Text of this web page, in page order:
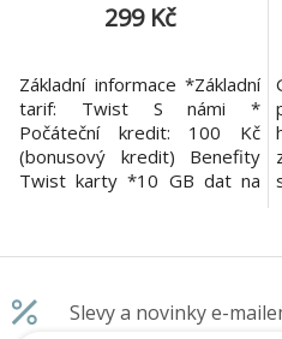
299 Kč
Základní informace *Základní
tarif: Twist S námi *
Počáteční kredit: 100 Kč
(bonusový kredit) Benefity
Twist karty *10 GB dat na
bonusového kreditu *Tarif
Kč za min a 1,90 Kč za SMS
Co se stane po uplynutí 30
Slevy a novinky e-